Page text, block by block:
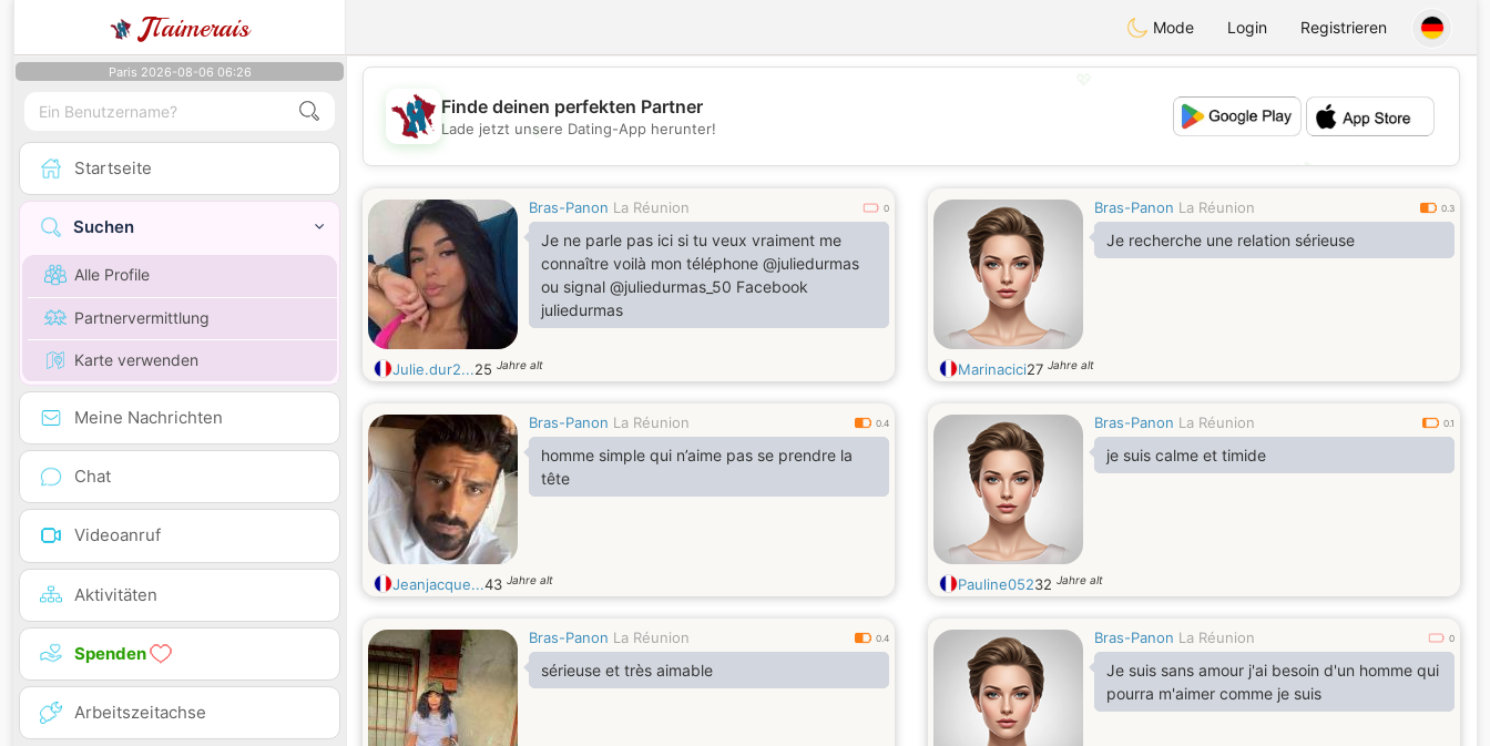
JTaimerais Mode Login Registrieren
Paris 2026-08-06 06:26
Startseite
Suchen
Alle Profile
Partnervermittlung
Karte verwenden
Meine Nachrichten
Chat
Videoanruf
Aktivitäten
Spenden
Arbeitszeitachse
💖
💕
Finde deinen perfekten Partner
Lade jetzt unsere Dating-App herunter!
Bras-Panon La Réunion 0
Je ne parle pas ici si tu veux vraiment me
connaître voilà mon téléphone @juliedurmas
ou signal @juliedurmas_50 Facebook
juliedurmas
Julie.dur2...25 Jahre alt
Bras-Panon La Réunion 0.3
Je recherche une relation sérieuse
Marinacici27 Jahre alt
Bras-Panon La Réunion 0.4
homme simple qui n’aime pas se prendre la
tête
Jeanjacque...43 Jahre alt
Bras-Panon La Réunion 0.1
je suis calme et timide
Pauline05232 Jahre alt
Bras-Panon La Réunion 0.4
sérieuse et très aimable
Bras-Panon La Réunion 0
Je suis sans amour j'ai besoin d'un homme qui
pourra m'aimer comme je suis